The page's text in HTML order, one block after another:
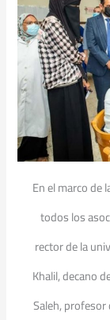
En el marco de
todos los
rector de la
Khalil, decano
Saleh,